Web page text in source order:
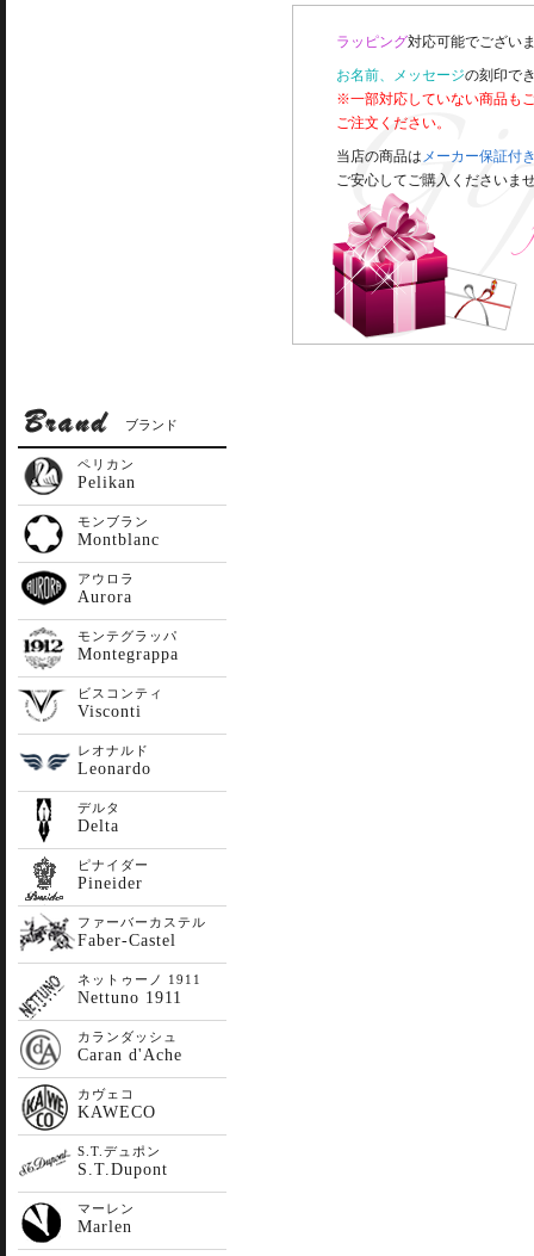
ラッピング対応可能でござい
お名前、メッセージの刻印で
※一部対応していない商品も
ご注文ください。
当店の商品は メーカー保証付
ご安心してご購入くださいま
ブランド
ペリカン
Pelikan
モンブラン
Montblanc
アウロラ
Aurora
モンテグラッパ
Montegrappa
ビスコンティ
Visconti
レオナルド
Leonardo
デルタ
Delta
ピナイダー
Pineider
ファーバーカステル
Faber-Castel
ネットゥーノ 1911
Nettuno 1911
カランダッシュ
Caran d'Ache
カヴェコ
KAWECO
S.T.デュポン
S.T.Dupont
マーレン
Marlen